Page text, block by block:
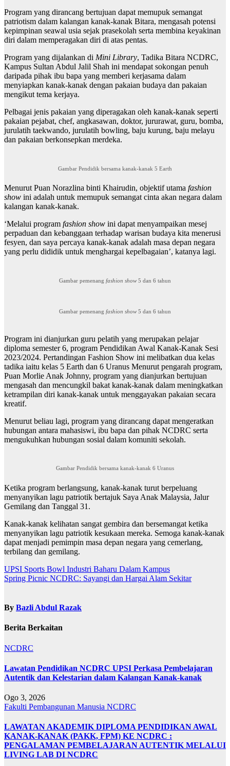
Program yang dirancang bertujuan dapat memupuk semangat
patriotism dalam kalangan kanak-kanak Bitara, mengasah potensi
kepimpinan seawal usia sejak prasekolah serta membina keyakinan
diri dalam memperagakan diri di atas pentas.
Program yang dijalankan di Mini Library, Tadika Bitara NCDRC,
Kampus Sultan Abdul Jalil Shah ini mendapat sokongan penuh
daripada pihak ibu bapa yang memberi kerjasama dalam
menyiapkan kanak-kanak dengan pakaian budaya dan pakaian
mengikut tema kerjaya.
Pelbagai jenis pakaian yang diperagakan oleh kanak-kanak seperti
pakaian pejabat, chef, angkasawan, doktor, jururawat, guru, bomba,
jurulatih taekwando, jurulatih bowling, baju kurung, baju melayu
dan pakaian berkonsepkan merdeka.
Gambar Pendidik bersama kanak-kanak 5 Earth
Menurut Puan Norazlina binti Khairudin, objektif utama fashion
show ini adalah untuk memupuk semangat cinta akan negara dalam
kalangan kanak-kanak.
‘Melalui program fashion show ini dapat menyampaikan mesej
perpaduan dan kebanggaan terhadap warisan budaya kita menerusi
fesyen, dan saya percaya kanak-kanak adalah masa depan negara
yang perlu dididik untuk menghargai kepelbagaian’, katanya lagi.
Gambar pemenang fashion show5 dan 6 tahun
Gambar pemenang fashion show5 dan 6 tahun
Program ini dianjurkan guru pelatih yang merupakan pelajar
diploma semester 6, program Pendidikan Awal Kanak-Kanak Sesi
2023/2024. Pertandingan Fashion Show ini melibatkan dua kelas
tadika iaitu kelas 5 Earth dan 6 Uranus Menurut pengarah program,
Puan Morlie Anak Johnny, program yang dianjurkan bertujuan
mengasah dan mencungkil bakat kanak-kanak dalam meningkatkan
ketrampilan diri kanak-kanak untuk menggayakan pakaian secara
kreatif.
Menurut beliau lagi, program yang dirancang dapat mengeratkan
hubungan antara mahasiswi, ibu bapa dan pihak NCDRC serta
mengukuhkan hubungan sosial dalam komuniti sekolah.
Gambar Pendidik bersama kanak-kanak 6 Uranus
Ketika program berlangsung, kanak-kanak turut berpeluang
menyanyikan lagu patriotik bertajuk Saya Anak Malaysia, Jalur
Gemilang dan Tanggal 31.
Kanak-kanak kelihatan sangat gembira dan bersemangat ketika
menyanyikan lagu patriotik kesukaan mereka. Semoga kanak-kanak
dapat menjadi pemimpin masa depan negara yang cemerlang,
terbilang dan gemilang.
Navigasi
kiriman
UPSI Sports Bowl Industri Baharu Dalam Kampus
Spring Picnic NCDRC: Sayangi dan Hargai Alam Sekitar
By Bazli Abdul Razak
Berita Berkaitan
NCDRC
Lawatan Pendidikan NCDRC UPSI Perkasa Pembelajaran
Autentik dan Kelestarian dalam Kalangan Kanak-kanak
Ogo 3, 2026
Fakulti Pembangunan Manusia NCDRC
LAWATAN AKADEMIK DIPLOMA PENDIDIKAN AWAL
KANAK-KANAK (PAKK, FPM) KE NCDRC :
PENGALAMAN PEMBELAJARAN AUTENTIK MELALUI
LIVING LAB DI NCDRC